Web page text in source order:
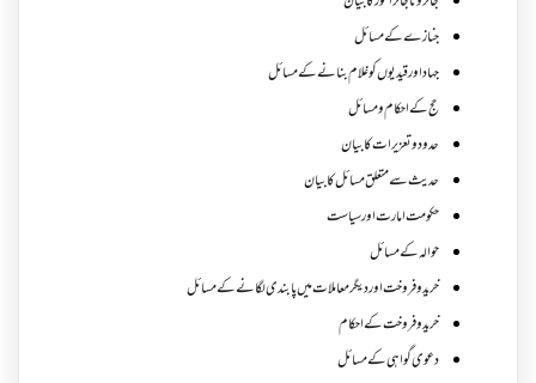
جنازے کےمسائل
جہاد اور قیدیوں کو غلام بنانے کے مسائل
حج کے احکام ومسائل
حدود و تعزیرات کا بیان
حدیث سے متعلق مسائل کا بیان
حکومت امارت اور سیاست
حوالہ کے مسائل
خرید و فروخت اور دیگر معاملات میں پابندی لگانے کے مسائل
خرید و فروخت کے احکام
دعوی گواہی کے مسائل